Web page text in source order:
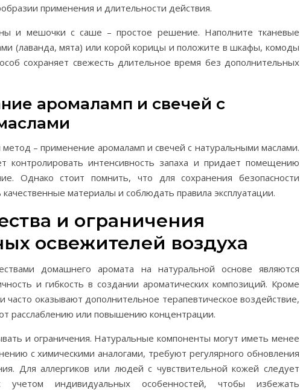
применения и длительности действия.
и мешочки с саше – простое решение. Наполните тканевые
(лаванда, мята) или корой корицы и положите в шкафы, комоды
сохраняет свежесть длительное время без дополнительных
аромаламп и свечей с
– применение аромаламп и свечей с натуральными маслами.
контролировать интенсивность запаха и придает помещению
Однако стоит помнить, что для сохранения безопасности
материалы и соблюдать правила эксплуатации.
и ограничения
освежителей воздуха
домашнего аромата на натуральной основе являются
и гибкость в создании ароматических композиций. Кроме
часто оказывают дополнительное терапевтическое воздействие,
расслаблению или повышению концентрации.
и ограничения. Натуральные компоненты могут иметь менее
с химическими аналогами, требуют регулярного обновления
Для аллергиков или людей с чувствительной кожей следует
индивидуальных особенностей, чтобы избежать